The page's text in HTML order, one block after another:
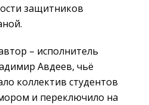
защитников
– исполнитель
Авдеев, чьё
коллектив студентов
и переключило на